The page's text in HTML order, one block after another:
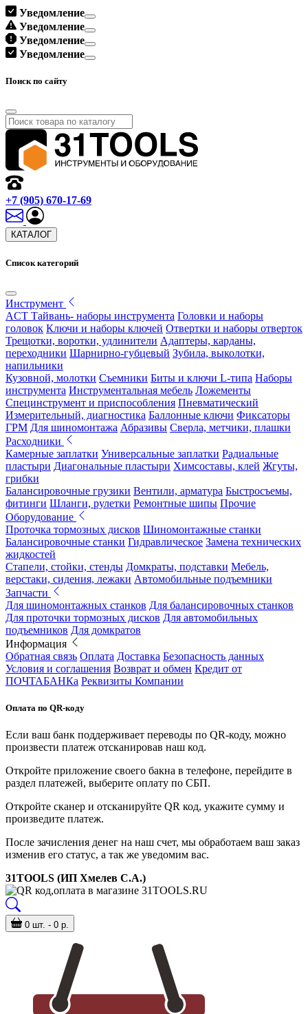
Уведомление
Уведомление
Уведомление
Уведомление
Поиск по сайту
+7 (905) 670-17-69
КАТАЛОГ
Список категорий
Инструмент
ACT Тайвань- наборы инструмента Головки и наборы
головок Ключи и наборы ключей Отвертки и наборы отверток
Трещотки, воротки, удлинители Адаптеры, карданы,
переходники Шарнирно-губцевый Зубила, выколотки,
напильники
Кузовной, молотки Съемники Биты и ключи L-типа Наборы
инструмента Инструментальная мебель Ложементы
Специнструмент и приспособления Пневматический
Измерительный, диагностика Баллонные ключи Фиксаторы
ГРМ Для шиномонтажа Абразивы Сверла, метчики, плашки
Расходники
Камерные заплатки Универсальные заплатки Радиальные
пластыри Диагональные пластыри Химсоставы, клей Жгуты,
грибки
Балансировочные грузики Вентили, арматура Быстросъемы,
фитинги Шланги, рулетки Ремонтные шипы Прочие
Оборудование
Проточка тормозных дисков Шиномонтажные станки
Балансировочные станки Гидравлическое Замена технических
жидкостей
Стапели, стойки, стенды Домкраты, подставки Мебель,
верстаки, сидения, лежаки Автомобильные подъемники
Запчасти
Для шиномонтажных станков Для балансировочных станков
Для проточки тормозных дисков Для автомобильных
подъемников Для домкратов
Информация
Обратная связь Оплата Доставка Безопасность данных
Условия и соглашения Возврат и обмен Кредит от
ПОЧТАБАНКа Реквизиты Компании
Оплата по QR-коду
Если ваш банк поддерживает переводы по QR-коду, можно
произвести платеж отсканировав наш код.
Откройте приложение своего бакна в телефоне, перейдите в
раздел платежей, выберите оплату по СБП.
Откройте сканер и отсканируйте QR код, укажите сумму и
произведите платеж.
После зачисления денег на наш счет, мы обработаем ваш заказ
изменив его статус, а так же уведомим вас.
31TOOLS (ИП Хмелев С.А.)
0 шт. - 0 р.